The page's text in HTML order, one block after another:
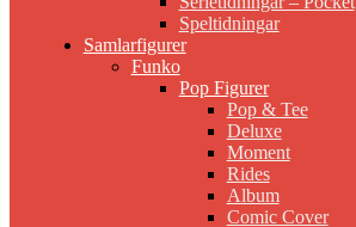
Speltidningar
Samlarfigurer
Funko
Pop Figurer
Pop & Tee
Deluxe
Moment
Rides
Album
Comic Cover